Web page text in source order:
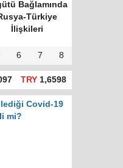
6 7 8
TRY1,6598
Covid-19
mi?